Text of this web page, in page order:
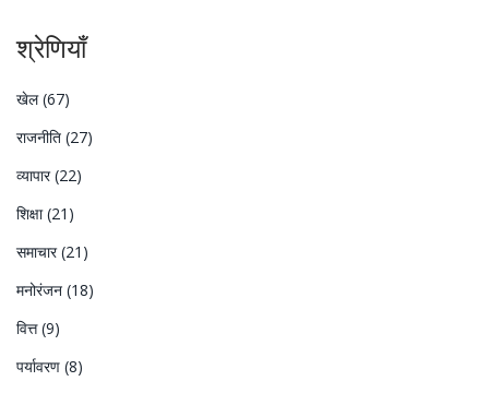
श्रेणियाँ
खेल(67)
राजनीति (27)
व्यापार(22)
शिक्षा(21)
समाचार(21)
मनोरंजन (18)
वित्त(9)
पर्यावरण (8)